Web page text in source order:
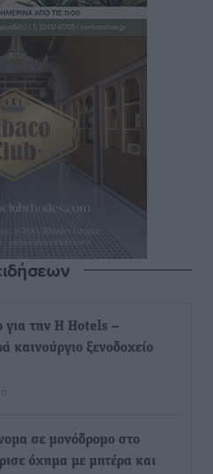
για την H Hotels –
ξενοδοχείο
σε μονόδρομο στο
όχημα με μητέρα και